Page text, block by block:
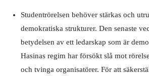
Studentrörelsen behöver stärkas och
demokratiska strukturer. Den senaste
betydelsen av ett ledarskap som är
Hasinas regim har försökt slå mot
och tvinga organisatörer. För att